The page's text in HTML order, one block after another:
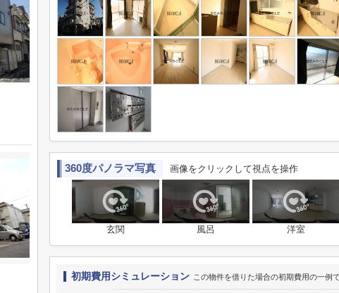
360度パノラマ写真 画像をクリックして視点を操作
玄関 風呂 洋室
初期費用シミュレーション この物件を借りた場合の初期費用の一例で